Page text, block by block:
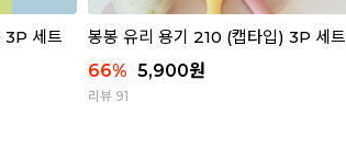
3P 세트
봉봉 유리 용기 210 (캡타입) 3P 세트
66% 5,900원
리뷰 91